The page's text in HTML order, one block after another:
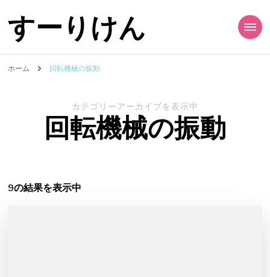
すーりけん
ホーム 回転機械の振動
カテゴリーアーカイブを表示中
回転機械の振動
9の結果を表示中